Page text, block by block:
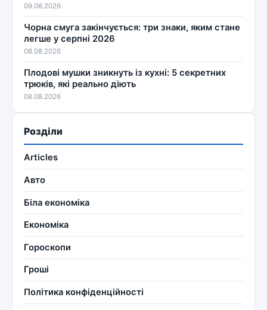
09.08.2026
Чорна смуга закінчується: три знаки, яким стане
легше у серпні 2026
08.08.2026
Плодові мушки зникнуть із кухні: 5 секретних
трюків, які реально діють
08.08.2026
Розділи
Articles
Авто
Біла економіка
Економіка
Гороскопи
Гроші
Політика конфіденційності